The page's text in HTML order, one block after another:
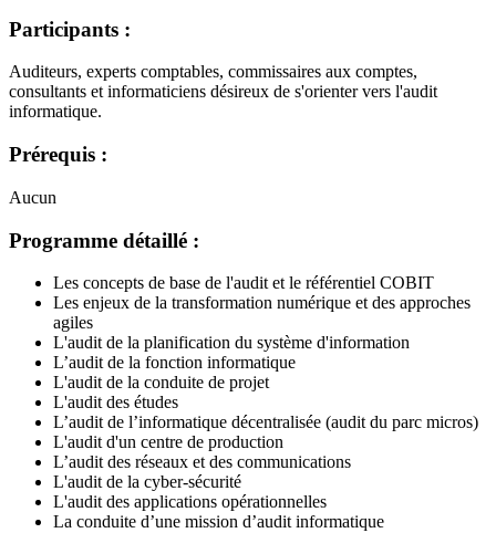
Participants :
Auditeurs, experts comptables, commissaires aux comptes,
consultants et informaticiens désireux de s'orienter vers l'audit
informatique.
Prérequis :
Aucun
Programme détaillé :
Les concepts de base de l'audit et le référentiel COBIT
Les enjeux de la transformation numérique et des approches
agiles
L'audit de la planification du système d'information
L’audit de la fonction informatique
L'audit de la conduite de projet
L'audit des études
L’audit de l’informatique décentralisée (audit du parc micros)
L'audit d'un centre de production
L’audit des réseaux et des communications
L'audit de la cyber-sécurité
L'audit des applications opérationnelles
La conduite d’une mission d’audit informatique